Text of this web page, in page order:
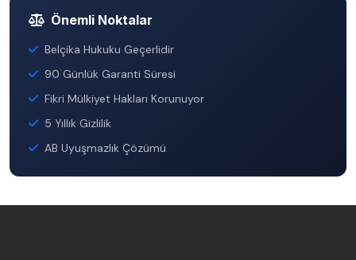
Önemli Noktalar
Belçika Hukuku Geçerlidir
90 Günlük Garanti Süresi
Fikri Mülkiyet Hakları Korunuyor
5 Yıllık Gizlilik
AB Uyuşmazlık Çözümü